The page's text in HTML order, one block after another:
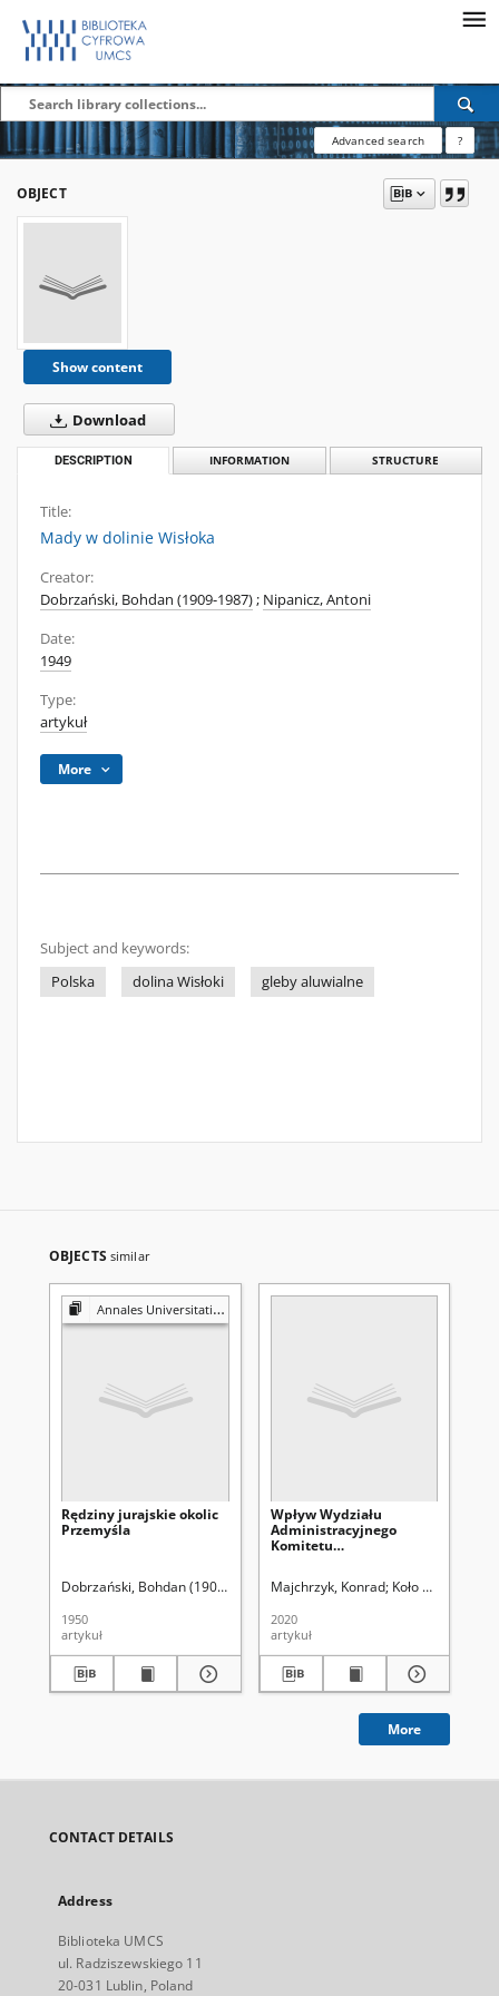
Advanced search ?
OBJECT
Show content
Download
DESCRIPTION INFORMATION STRUCTURE
Title:
Mady w dolinie Wisłoka
Creator:
Dobrzański, Bohdan (1909-1987); Nipanicz, Antoni
Date:
1949
Type:
artykuł
More
Subject and keywords:
Polska
dolina Wisłoki gleby aluwialne
OBJECTS similar
Annales Universitatis Mariae Curie-Skłodowska. Sectio B, Geographia, Geologia, Mineralogia et Petrographia
Rędziny jurajskie okolic
Przemyśla
Dobrzański, Bohdan (1909-1987) Uniwersytet Marii Curie-
1950
artykuł
Wpływ Wydziału
Administracyjnego
Komitetu
Robotniczej na władzę
1956-1975 : wybrane
problemy
Majchrzyk, Konrad Koło Naukowe
2020
artykuł
More
CONTACT DETAILS
Address
Biblioteka UMCS
ul. Radziszewskiego 11
20-031 Lublin, Poland